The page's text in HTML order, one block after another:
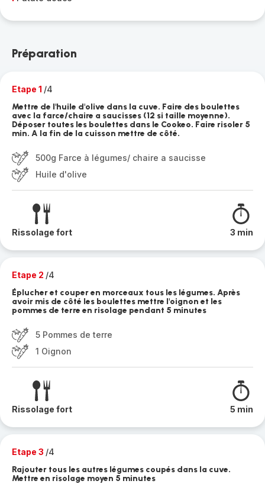
Préparation
Etape 1 /4
Mettre de l'huile d'olive dans la cuve. Faire des boulettes
avec la farce/chaire a saucisses (12 si taille moyenne).
Déposer toutes les boulettes dans le Cookeo. Faire risoler 5
min. A la fin de la cuisson mettre de côté.
500g Farce à légumes/ chaire a saucisse
Huile d'olive
Rissolage fort 3 min
Etape 2 /4
Éplucher et couper en morceaux tous les légumes. Après
avoir mis de côté les boulettes mettre l'oignon et les
pommes de terre en risolage pendant 5 minutes
5 Pommes de terre
1 Oignon
Rissolage fort 5 min
Etape 3 /4
Rajouter tous les autres légumes coupés dans la cuve.
Mettre en risolage moyen 5 minutes